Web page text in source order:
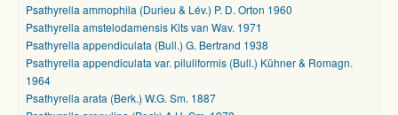
Psathyrella ammophila (Durieu & Lév.) P. D. Orton 1960
Psathyrella amstelodamensis Kits van Wav. 1971
Psathyrella appendiculata (Bull.) G. Bertrand 1938
Psathyrella appendiculata var. piluliformis (Bull.) Kühner & Romagn.
1964
Psathyrella arata (Berk.) W.G. Sm. 1887